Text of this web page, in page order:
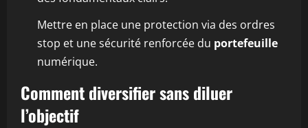
Mettre en place une protection via des ordres
stop et une sécurité renforcée du portefeuille
numérique.
Comment diversifier sans diluer
l’objectif